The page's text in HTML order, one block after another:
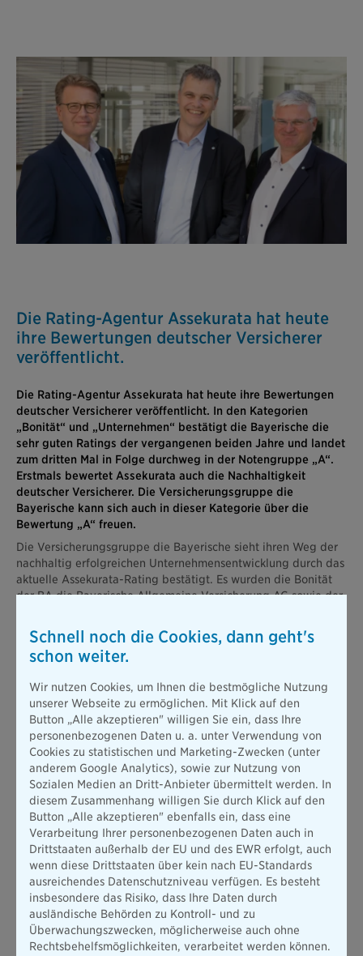
Die Rating-Agentur Assekurata hat heute
ihre Bewertungen deutscher Versicherer
veröffentlicht.
Die Rating-Agentur Assekurata hat heute ihre Bewertungen
deutscher Versicherer veröffentlicht. In den Kategorien
„Bonität“ und „Unternehmen“ bestätigt die Bayerische die
sehr guten Ratings der vergangenen beiden Jahre und landet
zum dritten Mal in Folge durchweg in der Notengruppe „A“.
Erstmals bewertet Assekurata auch die Nachhaltigkeit
deutscher Versicherer. Die Versicherungsgruppe die
Bayerische kann sich auch in dieser Kategorie über die
Bewertung „A“ freuen.
Die Versicherungsgruppe die Bayerische sieht ihren Weg der
nachhaltig erfolgreichen Unternehmensentwicklung durch das
aktuelle Assekurata-Rating bestätigt. Es wurden die Bonität
der BA die Bayerische Allgemeine Versicherung AG sowie der
a.G. bewertet. Beiden Gesellschaften bescheinigt die
Assekurata mit der Note „A-“ eine starke Bonität mit stabilem
Ausblick.
In der Bewertung des gesamten Unternehmens erhält die BL
die Bayerische Lebensversicherung AG die Note „A+“ (sehr
gut). Als „exzellent“ schätzt Assekurata dabei Wachstum und
Attraktivität im Markt ein. Zudem wurde die starke
Kundenorientierung der Bayerischen hervorgehoben. Dies
zeige sich unter anderem darin, dass die Versicherten nahezu
vollständig am Unternehmenserfolg beteiligt werden. Die
mehrjährige Umsatzrendite (2016-2020) für Kunden sei mit
15,8 % signifikant höher ausgeprägt als im Marktdurchschnitt
(8,1 %). Auch 2021 dürfte sich die BL hier mit 14,0 % weit über
dem Marktmittel einreihen.
„Wir sind sehr stolz darauf, dass wir nun zum dritten Mal in
Folge in der Notengruppe A von Assekurata bewertet werden.
Dies ist für uns keinesfalls selbstverständlich und belegt, dass
sich unser Unternehmen in allen Dimensionen nachhaltig
erfolgreich entwickelt. Umso mehr freut es uns auch, dass das
neue Nachhaltigkeits-Rating dieses Engagement würdigt und
Schnell noch die Cookies, dann geht's
schon weiter.
Wir nutzen Cookies, um Ihnen die bestmögliche Nutzung
unserer Webseite zu ermöglichen. Mit Klick auf den
Button „Alle akzeptieren" willigen Sie ein, dass Ihre
personenbezogenen Daten u. a. unter Verwendung von
Cookies zu statistischen und Marketing-Zwecken (unter
anderem Google Analytics), sowie zur Nutzung von
Sozialen Medien an Dritt-Anbieter übermittelt werden. In
diesem Zusammenhang willigen Sie durch Klick auf den
Button „Alle akzeptieren" ebenfalls ein, dass eine
Verarbeitung Ihrer personenbezogenen Daten auch in
Drittstaaten außerhalb der EU und des EWR erfolgt, auch
wenn diese Drittstaaten über kein nach EU-Standards
ausreichendes Datenschutzniveau verfügen. Es besteht
insbesondere das Risiko, dass Ihre Daten durch
ausländische Behörden zu Kontroll- und zu
Überwachungszwecken, möglicherweise auch ohne
Rechtsbehelfsmöglichkeiten, verarbeitet werden können.